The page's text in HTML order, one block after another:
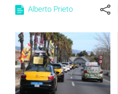
Alberto Prieto